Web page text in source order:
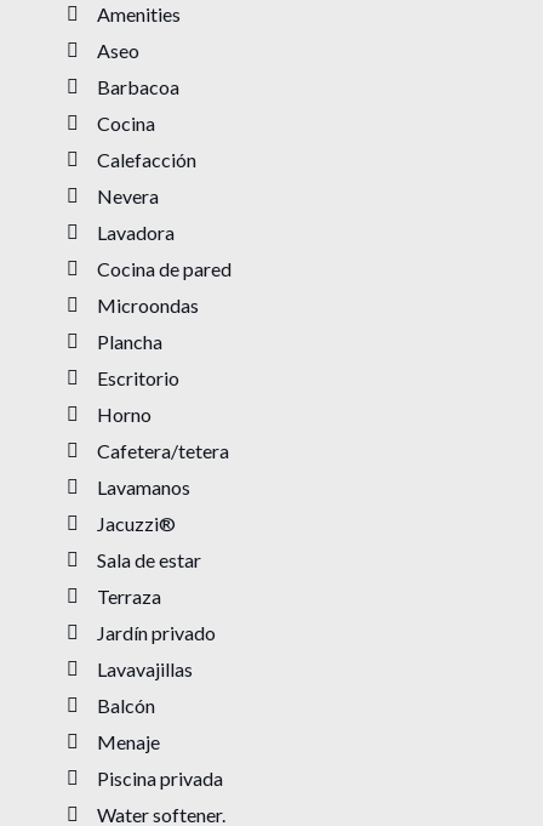
Amenities
Aseo
Barbacoa
Cocina
Calefacción
Nevera
Lavadora
Cocina de pared
Microondas
Plancha
Escritorio
Horno
Cafetera/tetera
Lavamanos
Jacuzzi®
Sala de estar
Terraza
Jardín privado
Lavavajillas
Balcón
Menaje
Piscina privada
Water softener.